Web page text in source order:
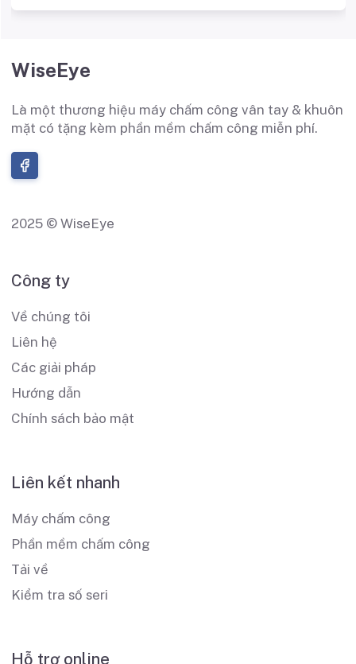
WiseEye
Là một thương hiệu máy chấm công vân tay & khuôn
mặt có tặng kèm phần mềm chấm công miễn phí.
2025 © WiseEye
Công ty
Về chúng tôi
Liên hệ
Các giải pháp
Hướng dẫn
Chính sách bảo mật
Liên kết nhanh
Máy chấm công
Phần mềm chấm công
Tải về
Kiểm tra số seri
Hỗ trợ online